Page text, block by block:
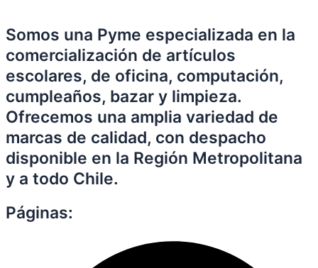
Somos una Pyme especializada en la
comercialización de artículos
escolares, de oficina, computación,
cumpleaños, bazar y limpieza.
Ofrecemos una amplia variedad de
marcas de calidad, con despacho
disponible en la Región Metropolitana
y a todo Chile.
Páginas: